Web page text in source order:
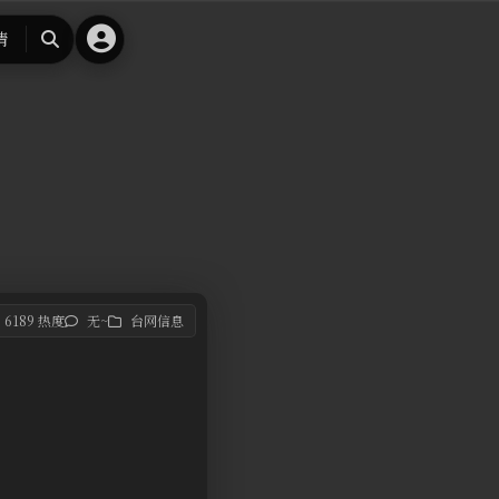
搜
6189 热度 无~ 台网信息